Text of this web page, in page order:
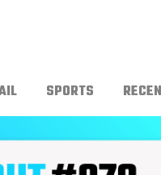
SPORTS